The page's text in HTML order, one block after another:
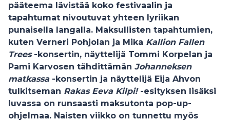
pääteema lävistää koko festivaalin ja
tapahtumat nivoutuvat yhteen lyriikan
punaisella langalla. Maksullisten tapahtumien,
kuten Verneri Pohjolan ja Mika Kallion Fallen
Trees-konsertin, näyttelijä Tommi Korpelan ja
Pami Karvosen tähdittämän Johanneksen
matkassa -konsertin ja näyttelijä Eija Ahvon
tulkitseman Rakas Eeva Kilpi! -esityksen lisäksi
luvassa on runsaasti maksutonta pop-up-
ohjelmaa. Naisten viikko on tunnettu myös